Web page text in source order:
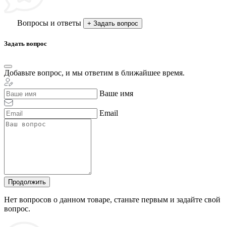
Вопросы и ответы + Задать вопрос
Задать вопрос
Добавьте вопрос, и мы ответим в ближайшее время.
Ваше имя
Email
Продолжить
Нет вопросов о данном товаре, станьте первым и задайте свой
вопрос.